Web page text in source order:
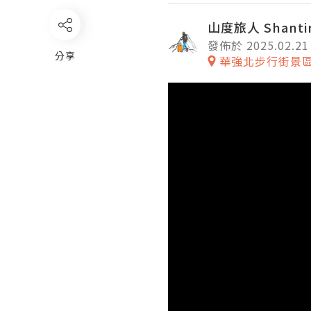
山度旅人
發佈於 2025.02.21
華強北步行街景
分享